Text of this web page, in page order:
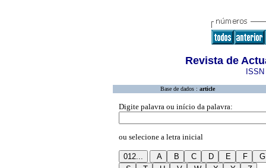
Revista de
Base de dados : article
Digite palavra ou início da palavra:
ou selecione a letra inicial